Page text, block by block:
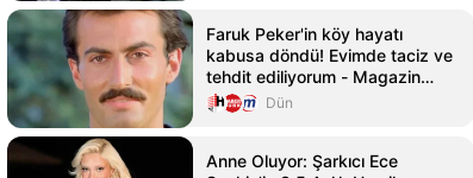
Faruk Peker'in köy hayatı
kabusa döndü! Evimde taciz ve
tehdit ediliyorum - Magazin
Haber - HT Magazin
Dün
Anne Oluyor: Şarkıcı Ece